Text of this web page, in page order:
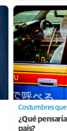
Costumbres
¿Qué
país?